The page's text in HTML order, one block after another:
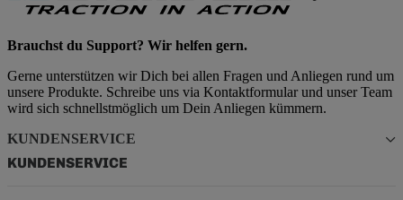
Brauchst du Support? Wir helfen gern.
Gerne unterstützen wir Dich bei allen Fragen und Anliegen rund um
unsere Produkte. Schreibe uns via Kontaktformular und unser Team
wird sich schnellstmöglich um Dein Anliegen kümmern.
KUNDENSERVICE
KUNDENSERVICE